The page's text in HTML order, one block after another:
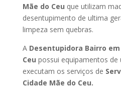
Mãe do Ceu que utilizam
desentupimento de ultima
limpeza sem quebras.
A Desentupidora Bairro
Ceu possui equipamentos de
executam os serviços de
Cidade Mãe do Ceu.